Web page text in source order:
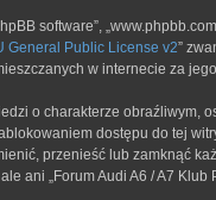
software”,
General Public License v2”
w internecie za
o charakterze obraźliwym,
dostępu do tej
przenieść lub zamknąć
ani „Forum Audi A6 / A7